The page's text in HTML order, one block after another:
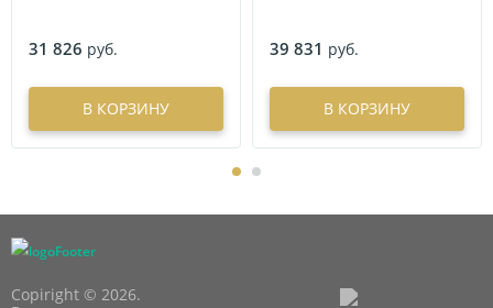
31 826 руб.
В КОРЗИНУ
39 831 руб.
В КОРЗИНУ
Copiright © 2026.